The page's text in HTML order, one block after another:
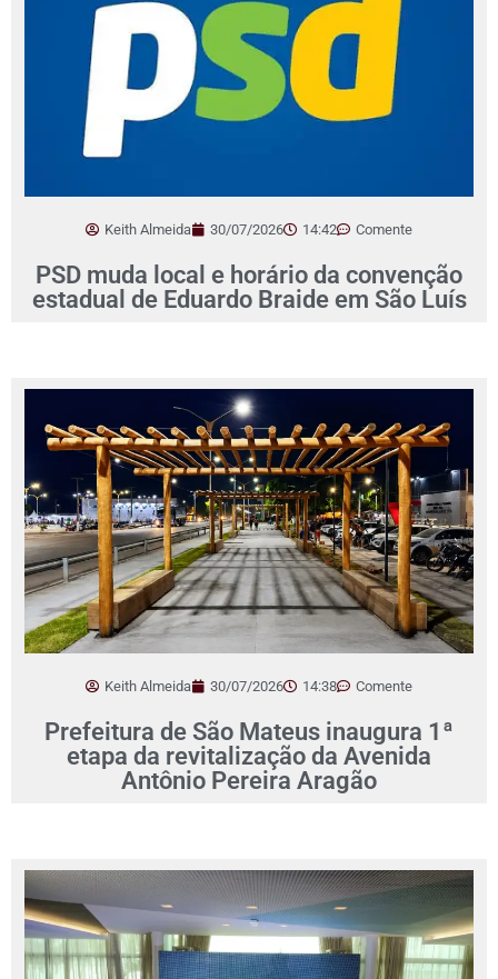
Keith Almeida 30/07/2026 14:42 Comente
PSD muda local e horário da convenção
estadual de Eduardo Braide em São Luís
Keith Almeida 30/07/2026 14:38 Comente
Prefeitura de São Mateus inaugura 1ª
etapa da revitalização da Avenida
Antônio Pereira Aragão